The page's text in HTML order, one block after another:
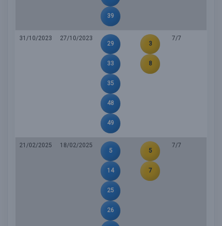
39
31/10/2023
27/10/2023
29
33
35
48
49
3
8
7/7
21/02/2025
18/02/2025
5
14
25
26
5
7
7/7